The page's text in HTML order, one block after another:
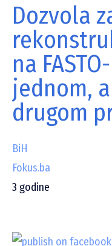
Dozvola
na
jednom,
drugom
BiH
Fokus.ba
3 godine